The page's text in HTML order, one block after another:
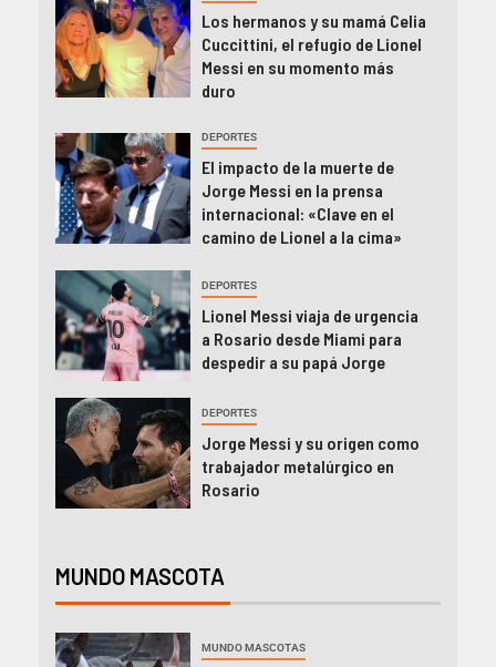
Los hermanos y su mamá Celia
Cuccittini, el refugio de Lionel
Messi en su momento más
duro
DEPORTES
El impacto de la muerte de
Jorge Messi en la prensa
internacional: «Clave en el
camino de Lionel a la cima»
DEPORTES
Lionel Messi viaja de urgencia
a Rosario desde Miami para
despedir a su papá Jorge
DEPORTES
Jorge Messi y su origen como
trabajador metalúrgico en
Rosario
MUNDO MASCOTA
MUNDO MASCOTAS